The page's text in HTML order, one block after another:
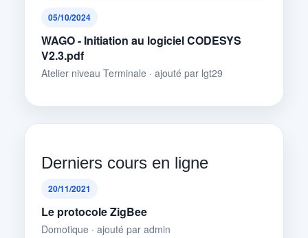
05/10/2024
WAGO - Initiation au logiciel CODESYS
V2.3.pdf
Atelier niveau Terminale · ajouté par lgt29
Derniers cours en ligne
20/11/2021
Le protocole ZigBee
Domotique · ajouté par admin